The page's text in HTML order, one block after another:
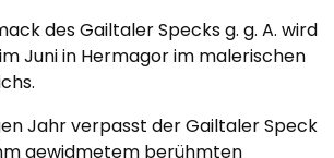
des Gailtaler Specks g. g. A. wird
Juni in Hermagor im malerischen
Jahr verpasst der Gailtaler Speck
gewidmetem berühmten